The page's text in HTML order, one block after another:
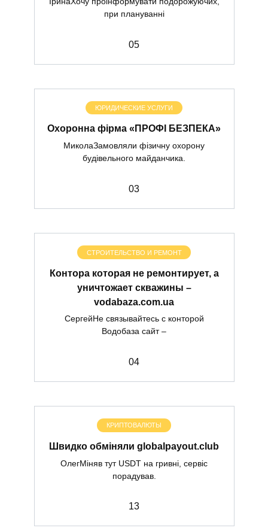
при плануванні
05
ЮРИДИЧЕСКИЕ УСЛУГИ
Охоронна фірма «ПРОФІ БЕЗПЕКА»
МиколаЗамовляли фізичну охорону
будівельного майданчика.
03
СТРОИТЕЛЬСТВО И РЕМОНТ
Контора которая не ремонтирует, а
уничтожает скважины –
vodabaza.com.ua
СергейНе связывайтесь с конторой
Водобаза сайт –
04
КРИПТОВАЛЮТЫ
Швидко обміняли globalpayout.club
ОлегМіняв тут USDT на гривні, сервіс
порадував.
13